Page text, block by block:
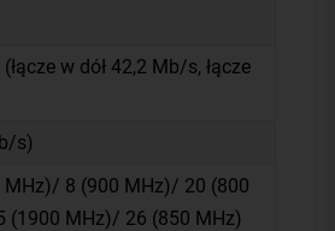
w dół 42,2 Mb/s, łącze
s)
8 (900 MHz)/ 20 (800
MHz)/ 26 (850 MHz)